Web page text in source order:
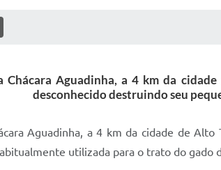
MÍDIAS
Aguadinha, a 4 km da
desconhecido destruindo seu
Aguadinha, a 4 km da cidade de
utilizada para o trato do gado